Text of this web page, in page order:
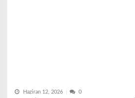
Haziran 12, 2026 0